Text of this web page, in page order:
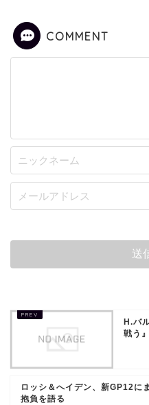
COMMENT
H.バ
戦う』
ロッシ＆へイデン、新GP12に
抱負を語る